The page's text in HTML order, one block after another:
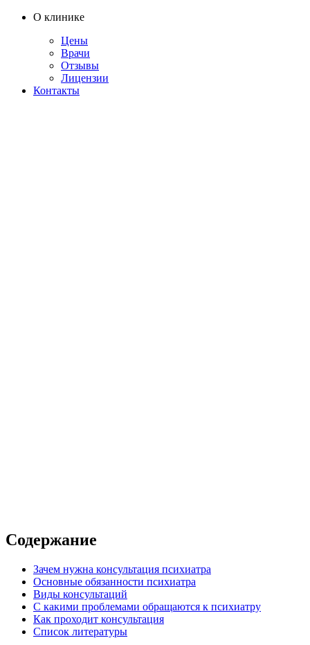
О клинике
Цены
Врачи
Отзывы
Лицензии
Контакты
Содержание
Зачем нужна консультация психиатра
Основные обязанности психиатра
Виды консультаций
С какими проблемами обращаются к психиатру
Как проходит консультация
Список литературы